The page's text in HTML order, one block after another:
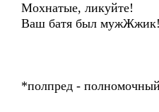
Мохнатые, ликуйте!
Ваш батя был мужЖжик!
*полпред - полномочный